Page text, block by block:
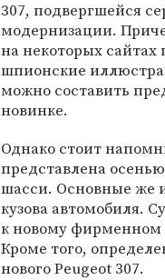
307, подвергшейся
модернизации.
на некоторых сайтах
шпионские
можно составить
новинке.
Однако стоит
представлена
шасси. Основные же
кузова автомобиля.
к новому фирменном
Кроме того,
нового Peugeot 307.